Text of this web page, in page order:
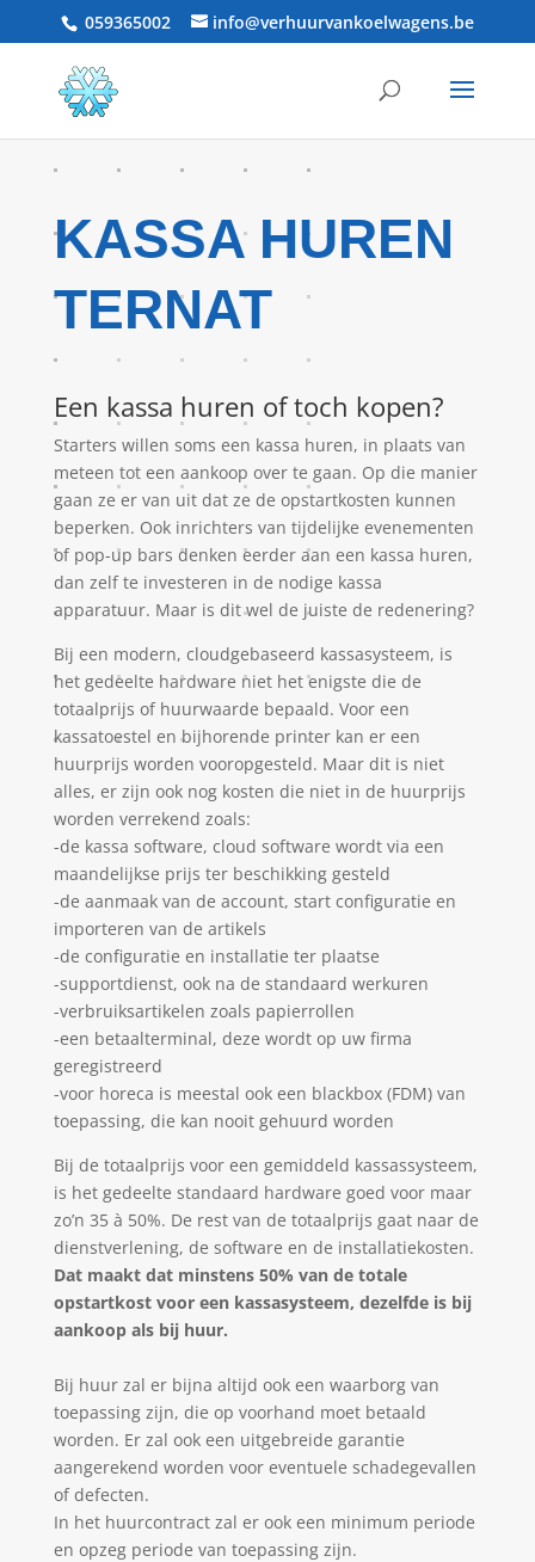
059365002 info@verhuurvankoelwagens.be
KASSA HUREN
TERNAT
Een kassa huren of toch kopen?
Starters willen soms een kassa huren, in plaats van
meteen tot een aankoop over te gaan. Op die manier
gaan ze er van uit dat ze de opstartkosten kunnen
beperken. Ook inrichters van tijdelijke evenementen
of pop-up bars denken eerder aan een kassa huren,
dan zelf te investeren in de nodige kassa
apparatuur. Maar is dit wel de juiste de redenering?
Bij een modern, cloudgebaseerd kassasysteem, is
het gedeelte hardware niet het enigste die de
totaalprijs of huurwaarde bepaald. Voor een
kassatoestel en bijhorende printer kan er een
huurprijs worden vooropgesteld. Maar dit is niet
alles, er zijn ook nog kosten die niet in de huurprijs
worden verrekend zoals:
-de kassa software, cloud software wordt via een
maandelijkse prijs ter beschikking gesteld
-de aanmaak van de account, start configuratie en
importeren van de artikels
-de configuratie en installatie ter plaatse
-supportdienst, ook na de standaard werkuren
-verbruiksartikelen zoals papierrollen
-een betaalterminal, deze wordt op uw firma
geregistreerd
-voor horeca is meestal ook een blackbox (FDM) van
toepassing, die kan nooit gehuurd worden
Bij de totaalprijs voor een gemiddeld kassassysteem,
is het gedeelte standaard hardware goed voor maar
zo’n 35 à 50%. De rest van de totaalprijs gaat naar de
dienstverlening, de software en de installatiekosten.
Dat maakt dat minstens 50% van de totale
opstartkost voor een kassasysteem, dezelfde is bij
aankoop als bij huur.
Bij huur zal er bijna altijd ook een waarborg van
toepassing zijn, die op voorhand moet betaald
worden. Er zal ook een uitgebreide garantie
aangerekend worden voor eventuele schadegevallen
of defecten.
In het huurcontract zal er ook een minimum periode
en opzeg periode van toepassing zijn.